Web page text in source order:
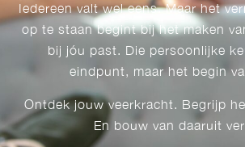
Iedereen valt wel eens. Maar het
op te staan begint bij het maken
bij jóu past. Die persoonlijke
eindpunt, maar het begin
Ontdek jouw veerkracht. Begrijp
En bouw van daaruit